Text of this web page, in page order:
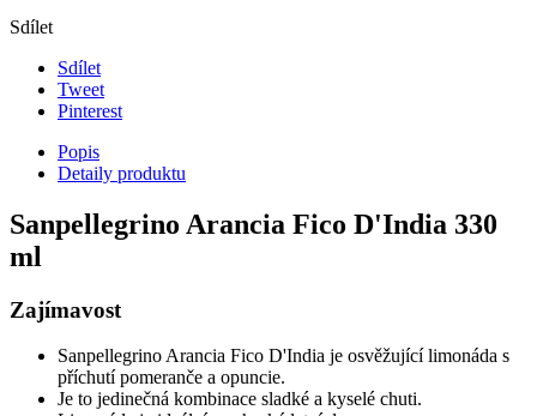
Sdílet
Sdílet
Tweet
Pinterest
Popis
Detaily produktu
Sanpellegrino Arancia Fico D'India 330
ml
Zajímavost
Sanpellegrino Arancia Fico D'India je osvěžující limonáda s
příchutí pomeranče a opuncie.
Je to jedinečná kombinace sladké a kyselé chuti.